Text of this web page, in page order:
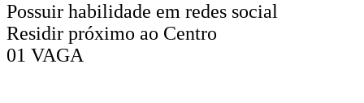
Possuir habilidade em redes social
Residir próximo ao Centro
01 VAGA